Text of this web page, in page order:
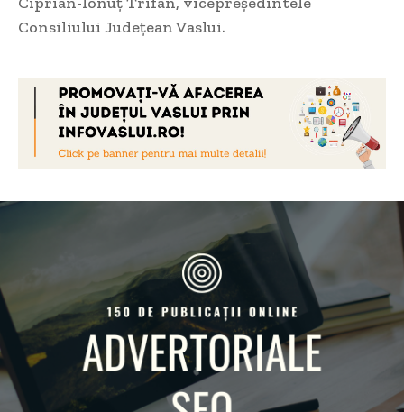
Consiliului Județean Vaslui.